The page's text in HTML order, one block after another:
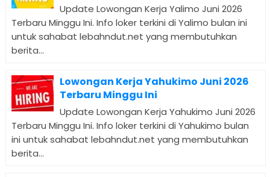
Update Lowongan Kerja Yalimo Juni 2026
Terbaru Minggu Ini. Info loker terkini di Yalimo bulan ini
untuk sahabat lebahndut.net yang membutuhkan
berita...
Lowongan Kerja Yahukimo Juni 2026
Terbaru Minggu Ini
Update Lowongan Kerja Yahukimo Juni 2026
Terbaru Minggu Ini. Info loker terkini di Yahukimo bulan
ini untuk sahabat lebahndut.net yang membutuhkan
berita...